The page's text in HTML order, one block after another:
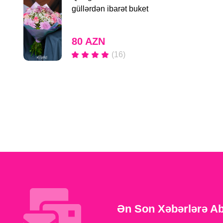
güllərdən ibarət buket
80 AZN
(16)
Ən Son Xəbərlərə